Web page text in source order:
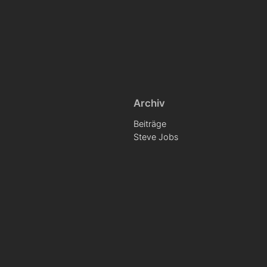
Archiv
Beiträge
Steve Jobs